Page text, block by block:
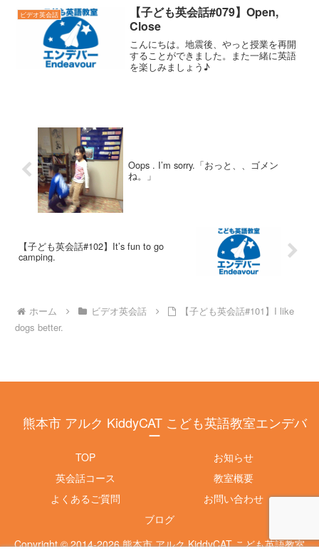
ビデオ英会話
【子ども英会話#079】Open,
Close
こんにちは。地震後、やっと授業を再開
することができました。また一緒に英語
を楽しみましょう♪
Oops . I’m sorry.「おっと、、ゴメン
ね。」
【子ども英会話#102】It’s fun to go
camping.
ホーム ビデオ英会話
【子ども英会話#101】I like
dogs better.
熊本市 アルク KiddyCAT こども英語教室エンデバ
ー
TOP
お知らせ
英会話コース
教室概要
よくあるご質問
お問い合わせ
ブログ
Copyright © 2014-2026 熊本市 アルク KiddyCAT こども英語教室